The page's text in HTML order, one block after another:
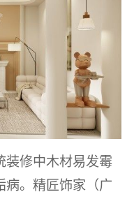
装修中木材易发霉
病。精匠饰家（广